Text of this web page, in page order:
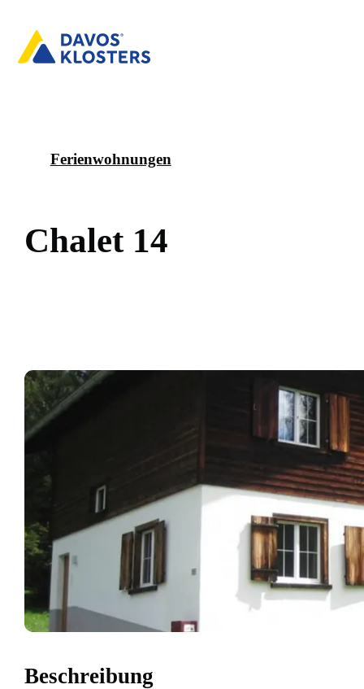
Ferienwohnungen
Chalet 14
Beschreibung